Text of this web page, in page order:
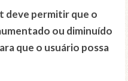
deve permitir que o
ou diminuído
que o usuário possa